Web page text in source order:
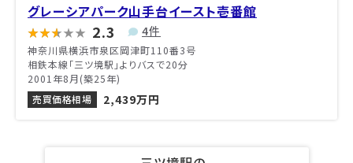
グレーシアパーク山手台イースト壱番館
2.3 4件
神奈川県横浜市泉区岡津町110番3号
相鉄本線「三ツ境駅」よりバスで20分
2001年8月(築25年)
売買価格相場
2,439万円